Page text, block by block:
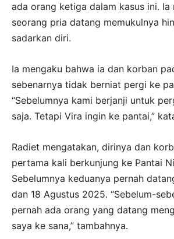
ada orang ketiga dalam kasus ini. Ia
seorang pria datang memukulnya
sadarkan diri.
Ia mengaku bahwa ia dan korban
sebenarnya tidak berniat pergi ke
“Sebelumnya kami berjanji untuk
saja. Tetapi Vira ingin ke pantai,”
Radiet mengatakan, dirinya dan
pertama kali berkunjung ke Pantai
Sebelumnya keduanya pernah
dan 18 Agustus 2025. “Sebelum-
pernah ada orang yang datang
saya ke sana,” tambahnya.